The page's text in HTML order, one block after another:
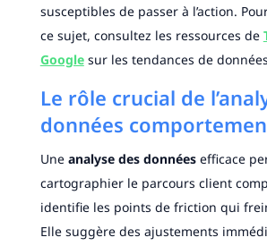
susceptibles de passer à l’action.
ce sujet, consultez les ressources de
Googlesur les tendances de
Le rôle crucial de
données
Une analyse des donnéesefficace
cartographier le parcours client
identifie les points de friction qui
Elle suggère des ajustements